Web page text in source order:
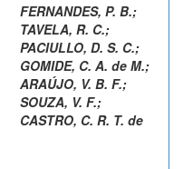
FERNANDES, P. B.;
TAVELA, R. C.;
PACIULLO, D. S. C.;
GOMIDE, C. A. de M.;
ARAÚJO, V. B. F.;
SOUZA, V. F.;
CASTRO, C. R. T. de